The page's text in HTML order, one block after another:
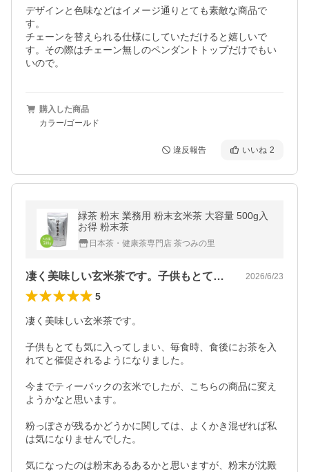
デザインと色味などはイメージ通りとても素敵な商品で
す。
チェーンを替えられる仕様にしていただけると嬉しいで
す。その際はチェーン無しのペンダントトップだけでもい
いので。
購入した商品
カラー/ゴールド
違反報告 いいね 2
緑茶 粉末 業務用 粉末玄米茶 大容量 500g入
お得 粉末茶
日本茶・健康茶専門店 茶つみの里
凄く美味しい玄米茶です。子供もとても気… 2026/6/23
5
凄く美味しい玄米茶です。
子供もとても気に入ってしまい、毎食時、食後にお茶を入
れてと催促されるようになりました。
今までティーパックの玄米でしたが、こちらの商品に変え
ようかなと思います。
粉っぽさが残るかどうかに関しては、よくかき混ぜれば私
は気になりませんでした。
気になったのは粉末あるあるかと思いますが、粉末が沈殿